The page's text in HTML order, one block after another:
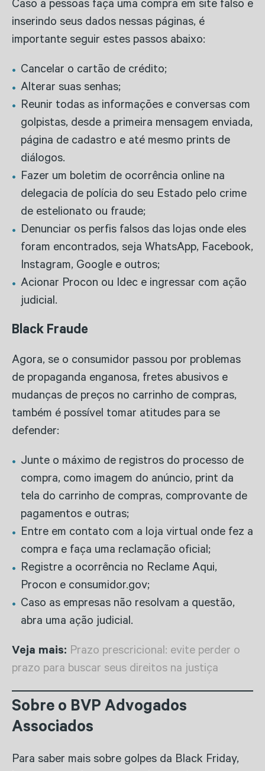
Caso a pessoas faça uma compra em site falso e
inserindo seus dados nessas páginas, é
importante seguir estes passos abaixo:
Cancelar o cartão de crédito;
Alterar suas senhas;
Reunir todas as informações e conversas com
golpistas, desde a primeira mensagem enviada,
página de cadastro e até mesmo prints de
diálogos.
Fazer um boletim de ocorrência online na
delegacia de polícia do seu Estado pelo crime
de estelionato ou fraude;
Denunciar os perfis falsos das lojas onde eles
foram encontrados, seja WhatsApp, Facebook,
Instagram, Google e outros;
Acionar Procon ou Idec e ingressar com ação
judicial.
Black Fraude
Agora, se o consumidor passou por problemas
de propaganda enganosa, fretes abusivos e
mudanças de preços no carrinho de compras,
também é possível tomar atitudes para se
defender:
Junte o máximo de registros do processo de
compra, como imagem do anúncio, print da
tela do carrinho de compras, comprovante de
pagamentos e outras;
Entre em contato com a loja virtual onde fez a
compra e faça uma reclamação oficial;
Registre a ocorrência no Reclame Aqui,
Procon e consumidor.gov;
Caso as empresas não resolvam a questão,
abra uma ação judicial.
Veja mais: Prazo prescricional: evite perder o
prazo para buscar seus direitos na justiça
Sobre o BVP Advogados
Associados
Para saber mais sobre golpes da Black Friday,